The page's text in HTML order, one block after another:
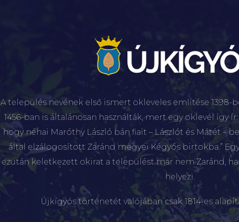
A település nevének első ismert okleveles említése 1398-
1456-ban is általánosan használták, mert egy oklevél így
hogy néhai Maróthy László bán fiait – Lászlót és Mátét –
által elzálogosított Zaránd megyei Kégyós birtokba.”
ezután keletkezett okirat a települést már nem Zaránd,
helyezi.
Újkígyós történetét valójában csak 1814-es